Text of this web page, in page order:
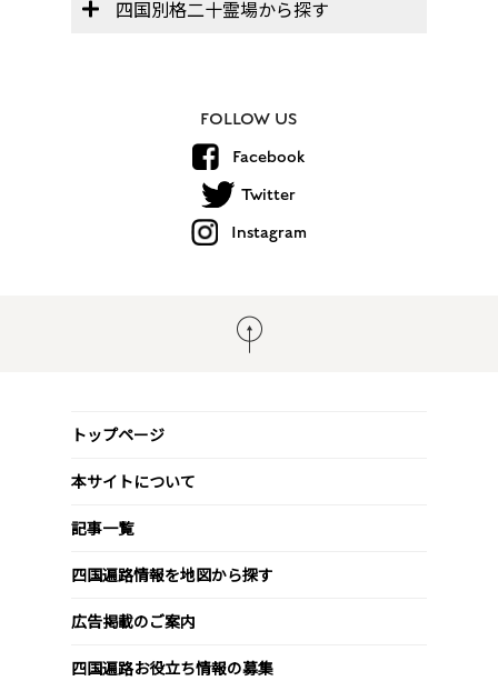
四国別格二十霊場から探す
FOLLOW US
Facebook
Twitter
Instagram
トップページ
本サイトについて
記事一覧
四国遍路情報を地図から探す
広告掲載のご案内
四国遍路お役立ち情報の募集